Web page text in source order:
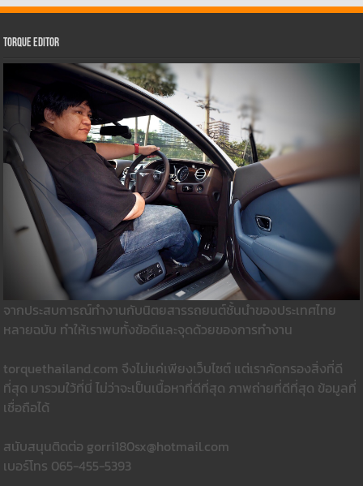
Torque Editor
จากประสบการณ์ทำงานกับนิตยสารรถยนต์ชั้นนำของประเทศไทย
หลายฉบับ ทำให้เราพบทั้งข้อดีและจุดด้วยของการทำงาน
torquethailand.com จึงไม่แค่เพียงเว็บไซต์ แต่เราคัดกรองสิ่งที่ดี
ที่สุด มารวมใว้ที่นี่ ไม่ว่าจะเป็นเนื้อหาที่ดีที่สุด ภาพถ่ายที่ดีที่สุด ข้อมูลที่
เชื่อถือได้
สนับสนุนติดต่อ gorri180sx@hotmail.com
เบอร์โทร 065-455-5393